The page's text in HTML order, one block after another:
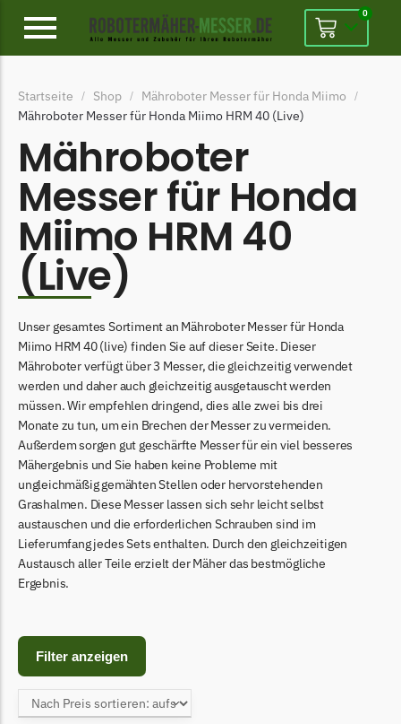
Alpina Messer
Ambrogio
Ambrogio Messer
Begrenzungsdraht
Belrobotics
Belrobotics Messer
Black & Decker
Black & Decker Messer
Begrenzungsdraht
Bosch Indego
Bosch Indego Messer
Begrenzungsdraht
Central Park
Central Park Messer
Begrenzungsdraht
Cub Cadet
0
Startseite / Shop / Mähroboter Messer für Honda Miimo /
Mähroboter Messer für Honda Miimo HRM 40 (Live)
Mähroboter
Messer für Honda
Miimo HRM 40
(Live)
Unser gesamtes Sortiment an Mähroboter Messer für Honda
Miimo HRM 40 (live) finden Sie auf dieser Seite. Dieser
Mähroboter verfügt über 3 Messer, die gleichzeitig verwendet
werden und daher auch gleichzeitig ausgetauscht werden
müssen. Wir empfehlen dringend, dies alle zwei bis drei
Monate zu tun, um ein Brechen der Messer zu vermeiden.
Außerdem sorgen gut geschärfte Messer für ein viel besseres
Mähergebnis und Sie haben keine Probleme mit
ungleichmäßig gemähten Stellen oder hervorstehenden
Grashalmen. Diese Messer lassen sich sehr leicht selbst
austauschen und die erforderlichen Schrauben sind im
Lieferumfang jedes Sets enthalten. Durch den gleichzeitigen
Austausch aller Teile erzielt der Mäher das bestmögliche
Ergebnis.
Filter anzeigen